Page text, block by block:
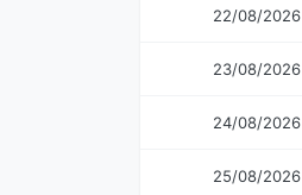
22/08/2026
23/08/2026
24/08/2026
25/08/2026